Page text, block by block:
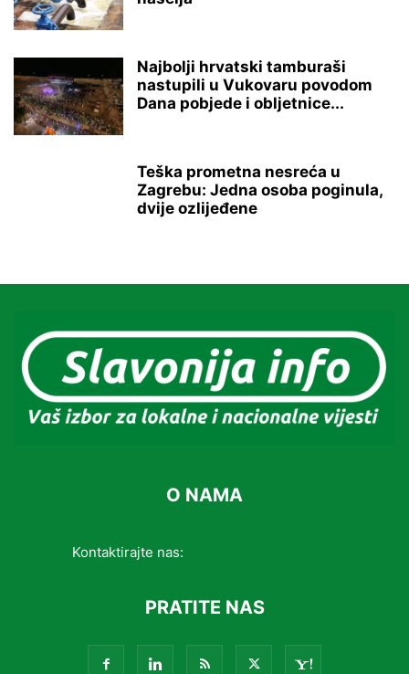
Najbolji hrvatski tamburaši
nastupili u Vukovaru povodom
Dana pobjede i obljetnice...
Teška prometna nesreća u
Zagrebu: Jedna osoba poginula,
dvije ozlijeđene
O NAMA
Kontaktirajte nas:
PRATITE NAS